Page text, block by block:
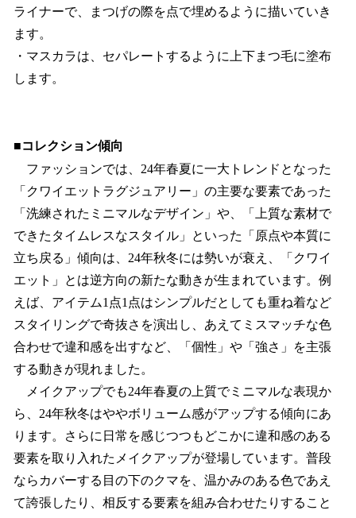
ライナーで、まつげの際を点で埋めるように描いていき
ます。
・マスカラは、セパレートするように上下まつ毛に塗布
します。
■コレクション傾向
ファッションでは、24年春夏に一大トレンドとなった
「クワイエットラグジュアリー」の主要な要素であった
「洗練されたミニマルなデザイン」や、「上質な素材で
できたタイムレスなスタイル」といった「原点や本質に
立ち戻る」傾向は、24年秋冬には勢いが衰え、「クワイ
エット」とは逆方向の新たな動きが生まれています。例
えば、アイテム1点1点はシンプルだとしても重ね着など
スタイリングで奇抜さを演出し、あえてミスマッチな色
合わせで違和感を出すなど、「個性」や「強さ」を主張
する動きが現れました。
メイクアップでも24年春夏の上質でミニマルな表現か
ら、24年秋冬はややボリューム感がアップする傾向にあ
ります。さらに日常を感じつつもどこかに違和感のある
要素を取り入れたメイクアップが登場しています。普段
ならカバーする目の下のクマを、温かみのある色であえ
て誇張したり、相反する要素を組み合わせたりすること